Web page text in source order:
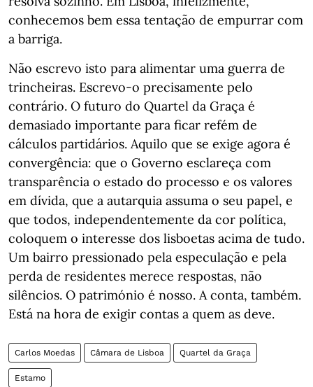
conhecemos bem essa tentação de empurrar com
a barriga.
Não escrevo isto para alimentar uma guerra de
trincheiras. Escrevo-o precisamente pelo
contrário. O futuro do Quartel da Graça é
demasiado importante para ficar refém de
cálculos partidários. Aquilo que se exige agora é
convergência: que o Governo esclareça com
transparência o estado do processo e os valores
em dívida, que a autarquia assuma o seu papel, e
que todos, independentemente da cor política,
coloquem o interesse dos lisboetas acima de tudo.
Um bairro pressionado pela especulação e pela
perda de residentes merece respostas, não
silêncios. O património é nosso. A conta, também.
Está na hora de exigir contas a quem as deve.
Carlos Moedas Câmara de Lisboa Quartel da Graça
Estamo